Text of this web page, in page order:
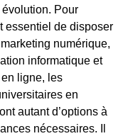
Pour
essentiel de disposer
numérique,
informatique et
en ligne, les
en
autant d’options à
nécessaires. Il